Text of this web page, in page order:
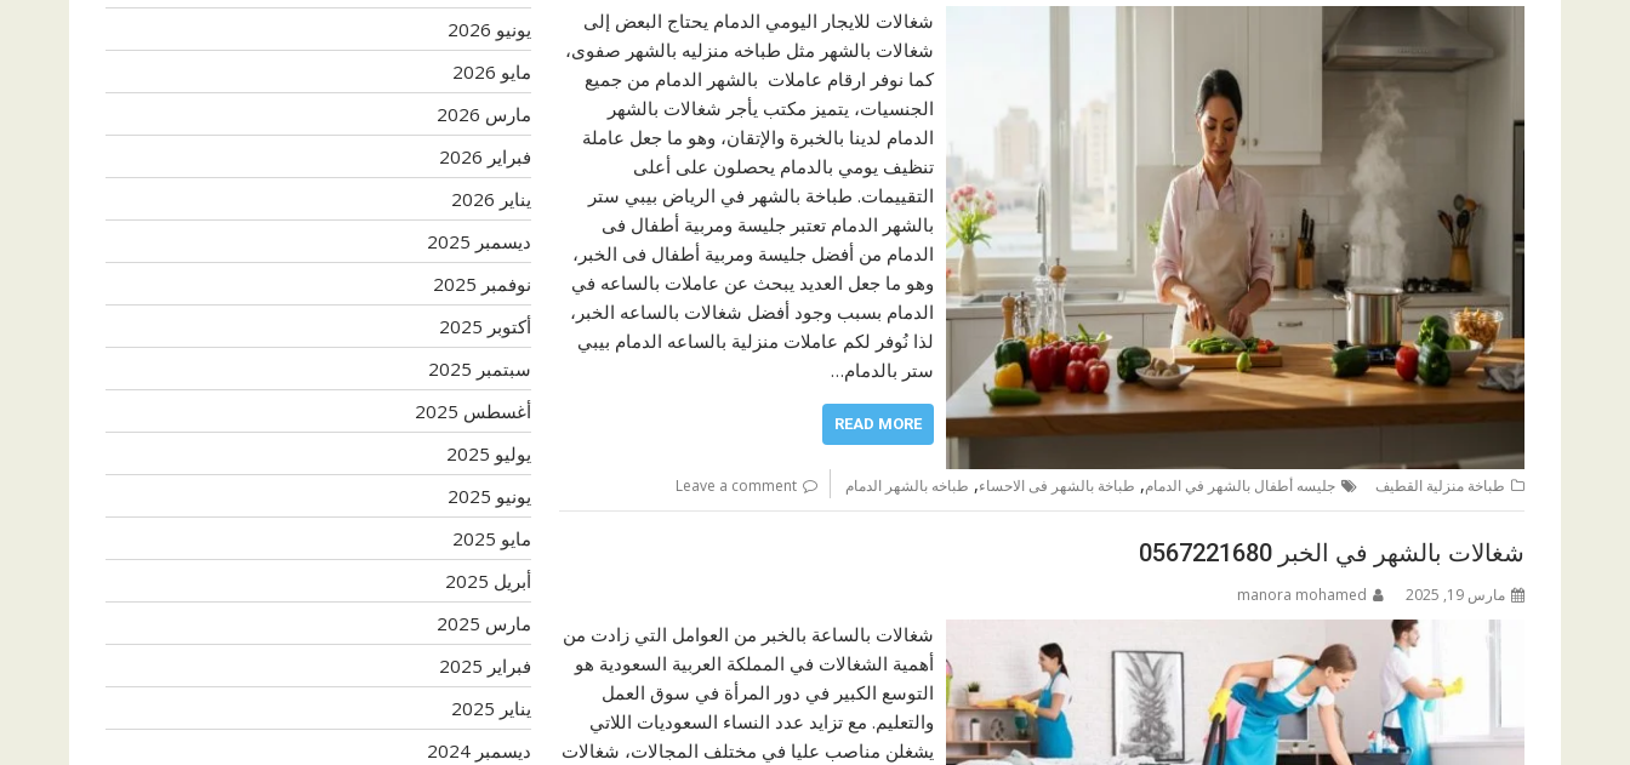
شغالات للايجار اليومي الدمام يحتاج البعض إلى
شغالات بالشهر مثل طباخه منزليه بالشهر صفوى،
كما نوفر ارقام عاملات بالشهر الدمام من جميع
الجنسيات، يتميز مكتب يأجر شغالات بالشهر
الدمام لدينا بالخبرة والإتقان، وهو ما جعل عاملة
تنظيف يومي بالدمام يحصلون على أعلى
التقييمات. طباخة بالشهر في الرياض بيبي ستر
بالشهر الدمام تعتبر جليسة ومربية أطفال فى
الدمام من أفضل جليسة ومربية أطفال فى الخبر،
وهو ما جعل العديد يبحث عن عاملات بالساعه في
الدمام بسبب وجود أفضل شغالات بالساعه الخبر،
لذا نُوفر لكم عاملات منزلية بالساعه الدمام بيبي
ستر بالدمام…
READ MORE
طباخة منزلية القطيف جليسه أطفال بالشهر في الدمام, طباخة بالشهر فى الاحساء, طباخه بالشهر الدمام Leave a comment
شغالات بالشهر في الخبر 0567221680
مارس 19, 2025 manora mohamed
شغالات بالساعة بالخبر من العوامل التي زادت من
أهمية الشغالات في المملكة العربية السعودية هو
التوسع الكبير في دور المرأة في سوق العمل
والتعليم. مع تزايد عدد النساء السعوديات اللاتي
يشغلن مناصب عليا في مختلف المجالات، شغالات
يونيو 2026
مايو 2026
مارس 2026
فبراير 2026
يناير 2026
ديسمبر 2025
نوفمبر 2025
أكتوبر 2025
سبتمبر 2025
أغسطس 2025
يوليو 2025
يونيو 2025
مايو 2025
أبريل 2025
مارس 2025
فبراير 2025
يناير 2025
ديسمبر 2024